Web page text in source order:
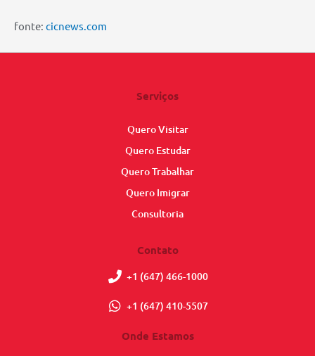
fonte: cicnews.com
Serviços
Quero Visitar
Quero Estudar
Quero Trabalhar
Quero Imigrar
Consultoria
Contato
+1 (647) 466-1000
+1 (647) 410-5507
Onde Estamos